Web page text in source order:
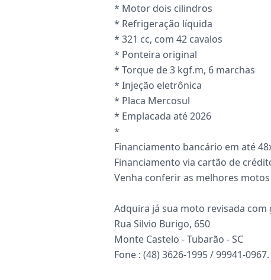
* Motor dois cilindros
* Refrigeração líquida
* 321 cc, com 42 cavalos
* Ponteira original
* Torque de 3 kgf.m, 6 marchas
* Injeção eletrônica
* Placa Mercosul
* Emplacada até 2026
*
Financiamento bancário em até
Financiamento via cartão de
Venha conferir as melhores
Adquira já sua moto revisada com
Rua Silvio Burigo, 650
Monte Castelo - Tubarão - SC
Fone : (48) 3626-1995 / 99941-0967.